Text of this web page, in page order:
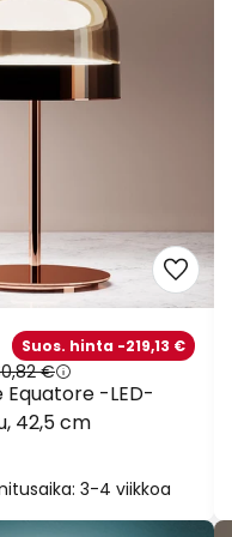
-LED-
42,5 cm
Suos. hinta -219,13 €
€
3-4 viikkoa